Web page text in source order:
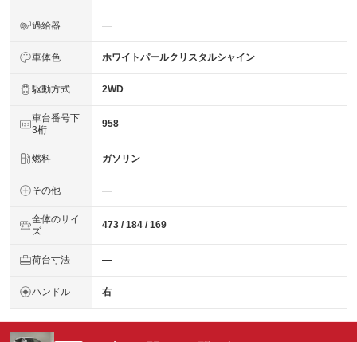
過給器 ―
車体色 ホワイトパールクリスタルシャイン
駆動方式 2WD
車台番号下
3桁
958
燃料 ガソリン
その他 ―
全体のサイ
ズ
473 / 184 / 169
荷台寸法 ―
ハンドル 右